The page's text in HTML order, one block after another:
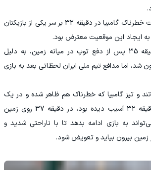
* بیرانوند پس از موقعیت خطرناک گامبیا در دقیقه 32 بر سر یکی از بازیکنان
ایجاد این موقعیت معترض بود.
* حسین کنعانی در دقیقه 35 پس از دفع توپ در میانه زمین، به دلیل
شد، اما مدافع تیم ملی ایران لحظاتی بعد به بازی
و تیز گامبیا که خطرناک هم ظاهر شده و در یک
برخورد با بیرانوند در دقیقه 32 آسیب دیده بود، در دقیقه 37 روی زمین
به بازی ادامه بدهد تا با ناراحتی شدید و
بیرون بیاید و تعویض شود.